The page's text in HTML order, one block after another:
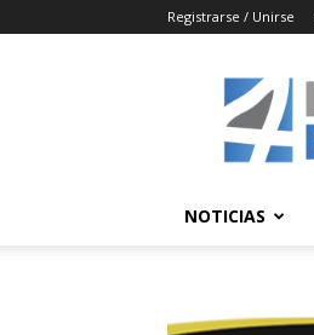
Registrarse / Unirse
NOTICIAS